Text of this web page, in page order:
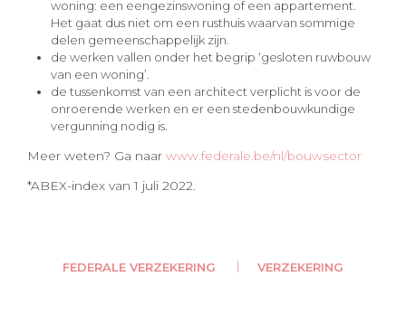
woning: een eengezinswoning of een appartement.
Het gaat dus niet om een rusthuis waarvan sommige
delen gemeenschappelijk zijn.
de werken vallen onder het begrip ‘gesloten ruwbouw
van een woning’.
de tussenkomst van een architect verplicht is voor de
onroerende werken en er een stedenbouwkundige
vergunning nodig is.
Meer weten? Ga naar www.federale.be/nl/bouwsector
*ABEX-index van 1 juli 2022.
FEDERALE VERZEKERING VERZEKERING